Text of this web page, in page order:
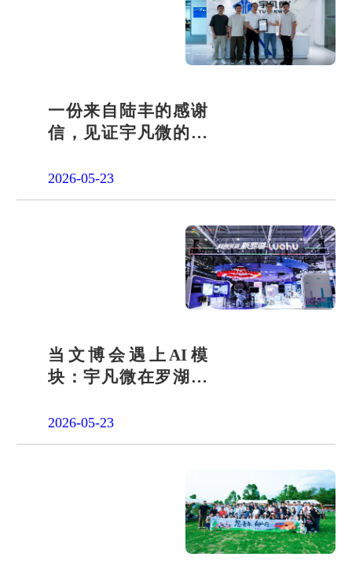
一份来自陆丰的感谢
信，见证宇凡微的社
2026-05-23
当文博会遇上AI模
块：宇凡微在罗湖展
答卷
2026-05-23